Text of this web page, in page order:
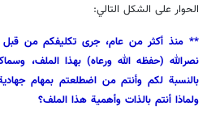
الحوار على الشكل التالي:
** منذ أكثر من عام، جرى تكليفكم من
نصرالله (حفظه الله ورعاه) بهذا الملف،
بالنسبة لكم وأنتم من اضطلعتم بمهام
ولماذا أنتم بالذات وأهمية هذا الملف؟